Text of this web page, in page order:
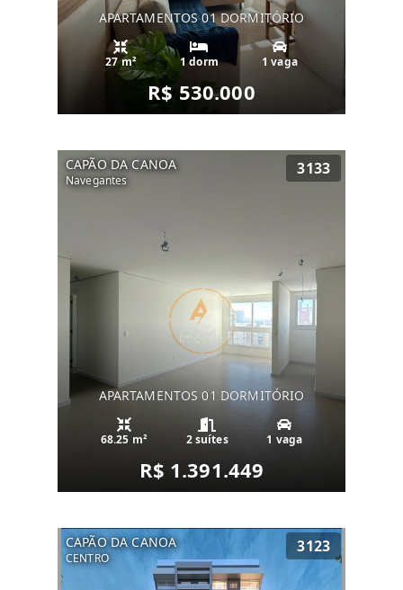
APARTAMENTOS 01 DORMITÓRIO
27 m² 1 dorm 1 vaga
R$ 530.000
CAPÃO DA CANOA
Navegantes
3133
APARTAMENTOS 01 DORMITÓRIO
68.25 m² 2 suítes 1 vaga
R$ 1.391.449
CAPÃO DA CANOA
CENTRO
3123